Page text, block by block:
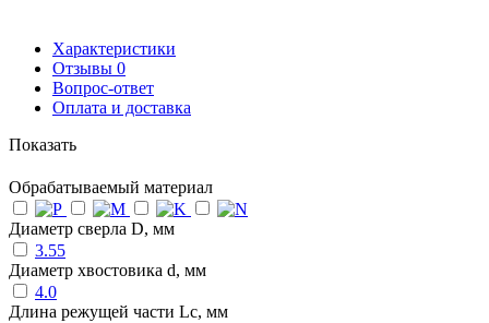
Характеристики
Отзывы 0
Вопрос-ответ
Оплата и доставка
Показать
Обрабатываемый материал
Диаметр сверла D, мм
3.55
Диаметр хвостовика d, мм
4.0
Длина режущей части Lc, мм